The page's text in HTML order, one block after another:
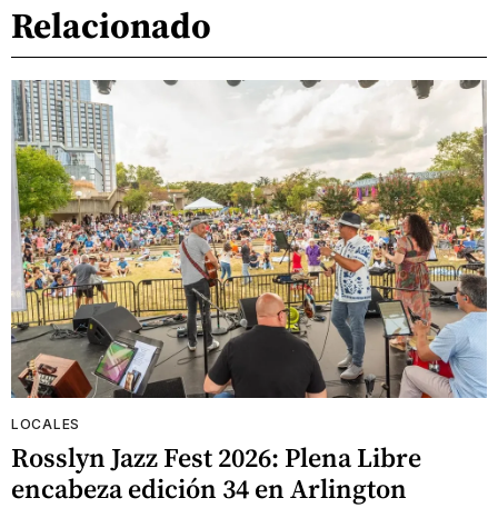
Relacionado
LOCALES
Rosslyn Jazz Fest 2026: Plena Libre
encabeza edición 34 en Arlington